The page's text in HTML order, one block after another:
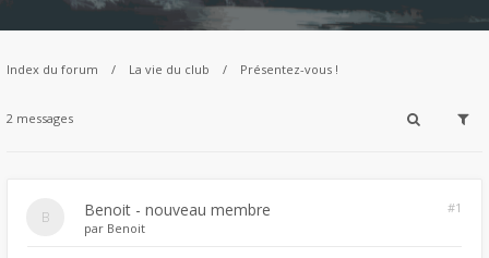
Index du forum La vie du club Présentez-vous !
2 messages
Benoit - nouveau membre
#1
par Benoit